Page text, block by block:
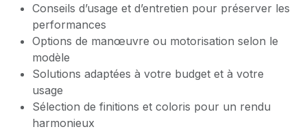
Conseils d’usage et d’entretien pour préserver les
performances
Options de manœuvre ou motorisation selon le
modèle
Solutions adaptées à votre budget et à votre
usage
Sélection de finitions et coloris pour un rendu
harmonieux